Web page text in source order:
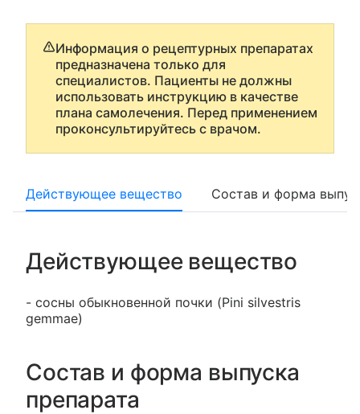
Информация о рецептурных препаратах
предназначена только для
специалистов. Пациенты не должны
использовать инструкцию в качестве
плана самолечения. Перед применением
проконсультируйтесь с врачом.
Действующее вещество Состав и форма
Действующее вещество
- сосны обыкновенной почки (Pini silvestris
gemmae)
Состав и форма выпуска
препарата